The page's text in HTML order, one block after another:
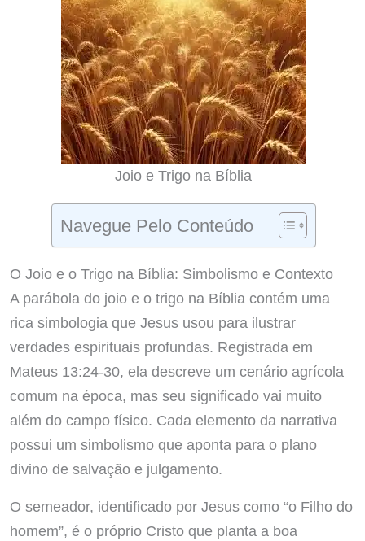
Joio e Trigo na Bíblia
Navegue Pelo Conteúdo
O Joio e o Trigo na Bíblia: Simbolismo e Contexto
A parábola do joio e o trigo na Bíblia contém uma
rica simbologia que Jesus usou para ilustrar
verdades espirituais profundas. Registrada em
Mateus 13:24-30, ela descreve um cenário agrícola
comum na época, mas seu significado vai muito
além do campo físico. Cada elemento da narrativa
possui um simbolismo que aponta para o plano
divino de salvação e julgamento.
O semeador, identificado por Jesus como “o Filho do
homem”, é o próprio Cristo que planta a boa